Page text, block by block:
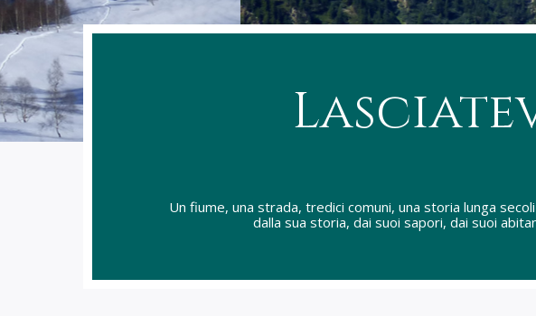
Un fiume, una strada, tredici comuni, una storia lunga
dalla sua storia, dai suoi sapori, dai suoi